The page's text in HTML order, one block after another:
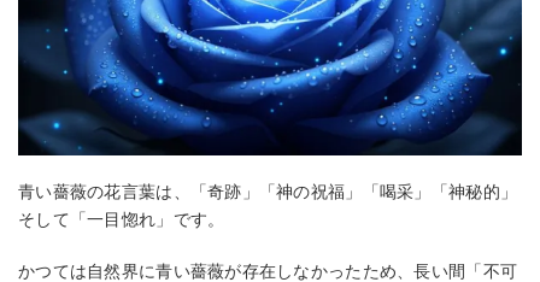
青い薔薇の花言葉は、「奇跡」「神の祝福」「喝采」「神秘的」
そして「一目惚れ」です。
かつては自然界に青い薔薇が存在しなかったため、長い間「不可